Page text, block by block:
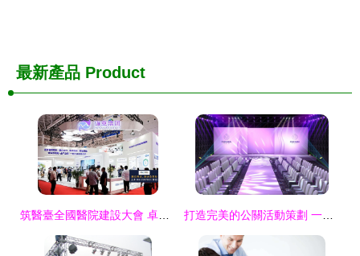
最新產品 Product